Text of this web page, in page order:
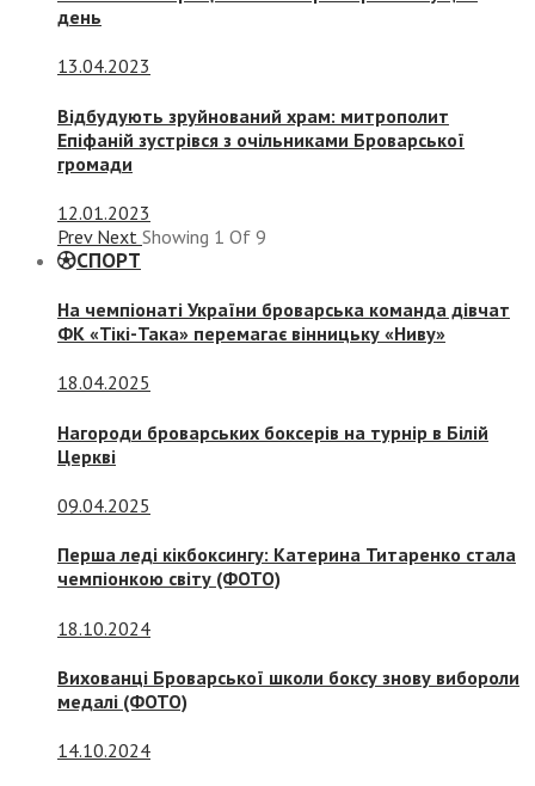
день
13.04.2023
Відбудують зруйнований храм: митрополит
Епіфаній зустрівся з очільниками Броварської
громади
12.01.2023
Prev Next Showing 1 Of 9
СПОРТ
На чемпіонаті України броварська команда дівчат
ФК «Тікі-Така» перемагає вінницьку «Ниву»
18.04.2025
Нагороди броварських боксерів на турнір в Білій
Церкві
09.04.2025
Перша леді кікбоксингу: Катерина Титаренко стала
чемпіонкою світу (ФОТО)
18.10.2024
Вихованці Броварської школи боксу знову вибороли
медалі (ФОТО)
14.10.2024